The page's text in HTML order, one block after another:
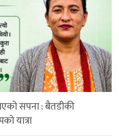
सपना : बैतडीकी
यात्रा